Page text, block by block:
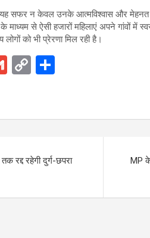
सफर न केवल उनके आत्मविश्वास और मेहनत
माध्यम से ऐसी हजारों महिलाएं अपने गांवों में
को भी प्रेरणा मिल रही है।
G
C
Li
k
e
रद्द रहेगी दुर्ग-छपरा
MP के